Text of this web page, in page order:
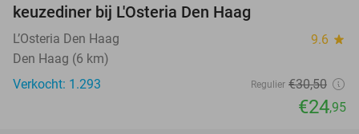
keuzediner bij L'Osteria Den Haag
L’Osteria Den Haag 9.6 star
Den Haag (6 km)
Verkocht: 1.293
Regulier €30,50
€24,95